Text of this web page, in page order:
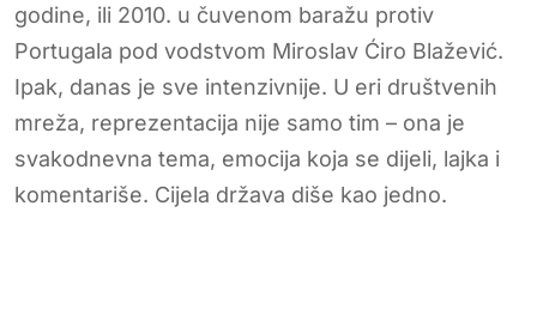
godine, ili 2010. u čuvenom baražu protiv
Portugala pod vodstvom Miroslav Ćiro Blažević.
Ipak, danas je sve intenzivnije. U eri društvenih
mreža, reprezentacija nije samo tim – ona je
svakodnevna tema, emocija koja se dijeli, lajka i
komentariše. Cijela država diše kao jedno.